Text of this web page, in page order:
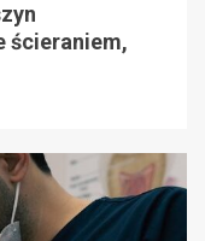
ścieraniem,